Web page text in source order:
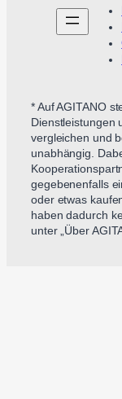
* Auf AGITANO
Dienstleistungen
vergleichen und
unabhängig.
gegebenenfalls
oder etwas
haben dadurch
unter „Über